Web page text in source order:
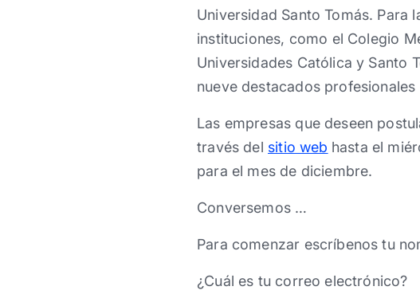
Universidad Santo Tomás.
instituciones, como el Colegio
Universidades Católica y Santo
nueve destacados
Las empresas que deseen
través del sitio web hasta el
para el mes de diciembre.
Conversemos …
Para comenzar escríbenos tu
¿Cuál es tu correo electrónico?